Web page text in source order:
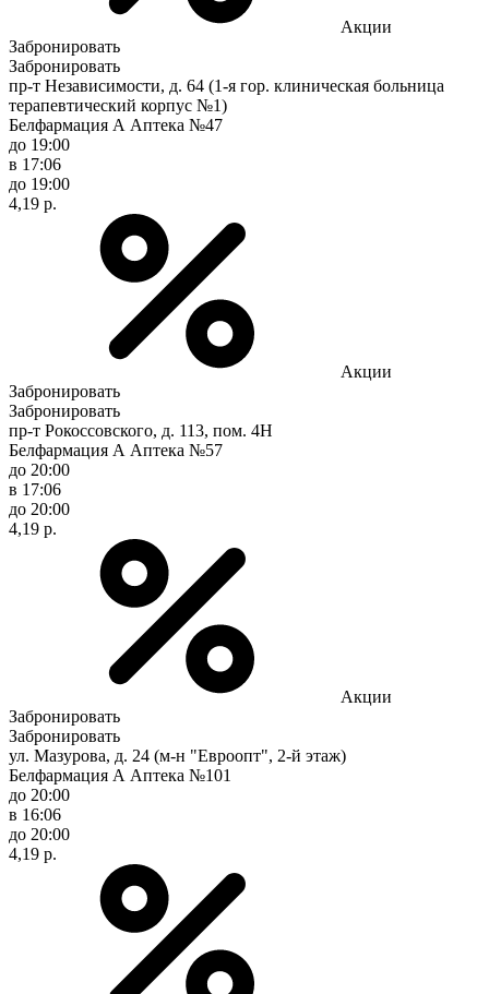
Акции
Забронировать
Забронировать
пр-т Независимости, д. 64 (1-я гор. клиническая больница
терапевтический корпус №1)
Белфармация А Аптека №47
до 19:00
в 17:06
до 19:00
4,19 р.
Акции
Забронировать
Забронировать
пр-т Рокоссовского, д. 113, пом. 4Н
Белфармация А Аптека №57
до 20:00
в 17:06
до 20:00
4,19 р.
Акции
Забронировать
Забронировать
ул. Мазурова, д. 24 (м-н "Евроопт", 2-й этаж)
Белфармация А Аптека №101
до 20:00
в 16:06
до 20:00
4,19 р.